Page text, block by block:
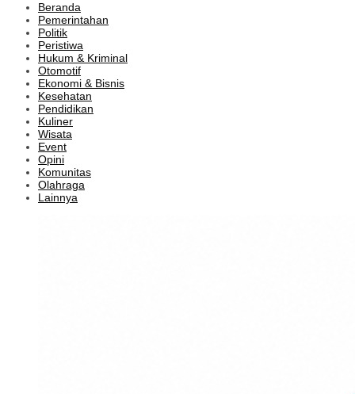
Beranda
Pemerintahan
Politik
Peristiwa
Hukum & Kriminal
Otomotif
Ekonomi & Bisnis
Kesehatan
Pendidikan
Kuliner
Wisata
Event
Opini
Komunitas
Olahraga
Lainnya